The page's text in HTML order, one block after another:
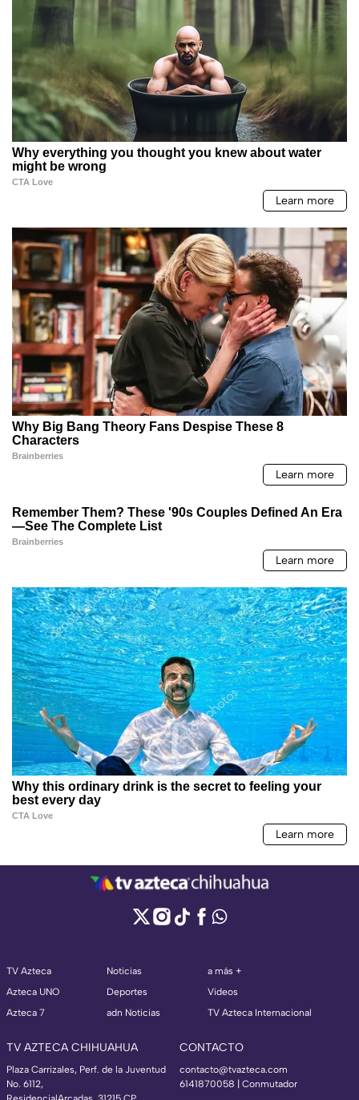
TV Azteca
Azteca UNO
Azteca 7
Noticias
Deportes
adn Noticias
a más +
Videos
TV Azteca Internacional
TV AZTECA CHIHUAHUA
Plaza Carrizales, Perf. de la Juventud
No. 6112,
CONTACTO
contacto@tvazteca.com
6141870058 | Conmutador